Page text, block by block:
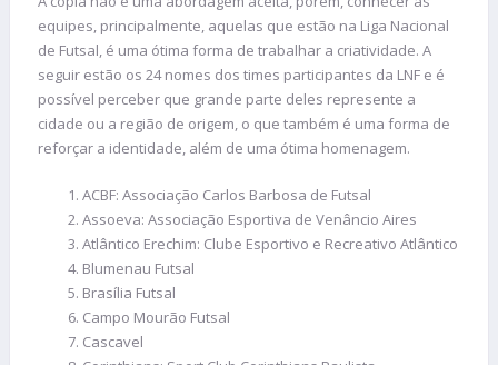
equipes, principalmente, aquelas que estão na Liga Nacional
de Futsal, é uma ótima forma de trabalhar a criatividade. A
seguir estão os 24 nomes dos times participantes da LNF e é
possível perceber que grande parte deles represente a
cidade ou a região de origem, o que também é uma forma de
reforçar a identidade, além de uma ótima homenagem.
ACBF: Associação Carlos Barbosa de Futsal
Assoeva: Associação Esportiva de Venâncio Aires
Atlântico Erechim: Clube Esportivo e Recreativo Atlântico
Blumenau Futsal
Brasília Futsal
Campo Mourão Futsal
Cascavel